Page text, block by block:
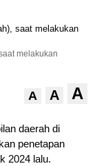
melakukan
A A A
daerah di
penetapan
2024 lalu.